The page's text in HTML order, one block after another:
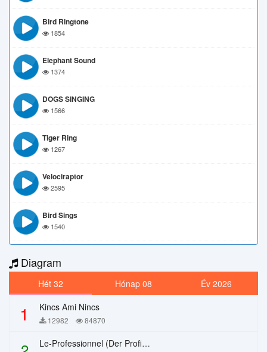
Bird Ringtone
1854
Elephant Sound
1374
DOGS SINGING
1566
Tiger Ring
1267
Velociraptor
2595
Bird Sings
1540
Diagram
Hét 32 Hónap 08 Év 2026
1 Kincs Ami Nincs
12982 84870
Le-Professionnel (Der Profi) – Chi Mai